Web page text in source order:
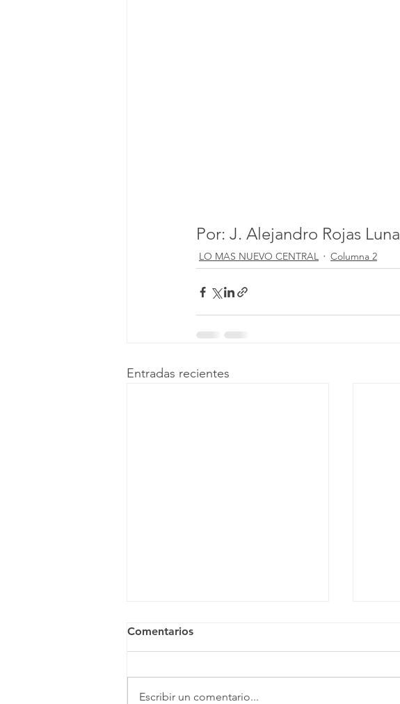
Por: J. Alejandro Rojas Luna
LO MAS NUEVO CENTRAL Columna 2
Entradas recientes
Comentarios
Escribir un comentario...